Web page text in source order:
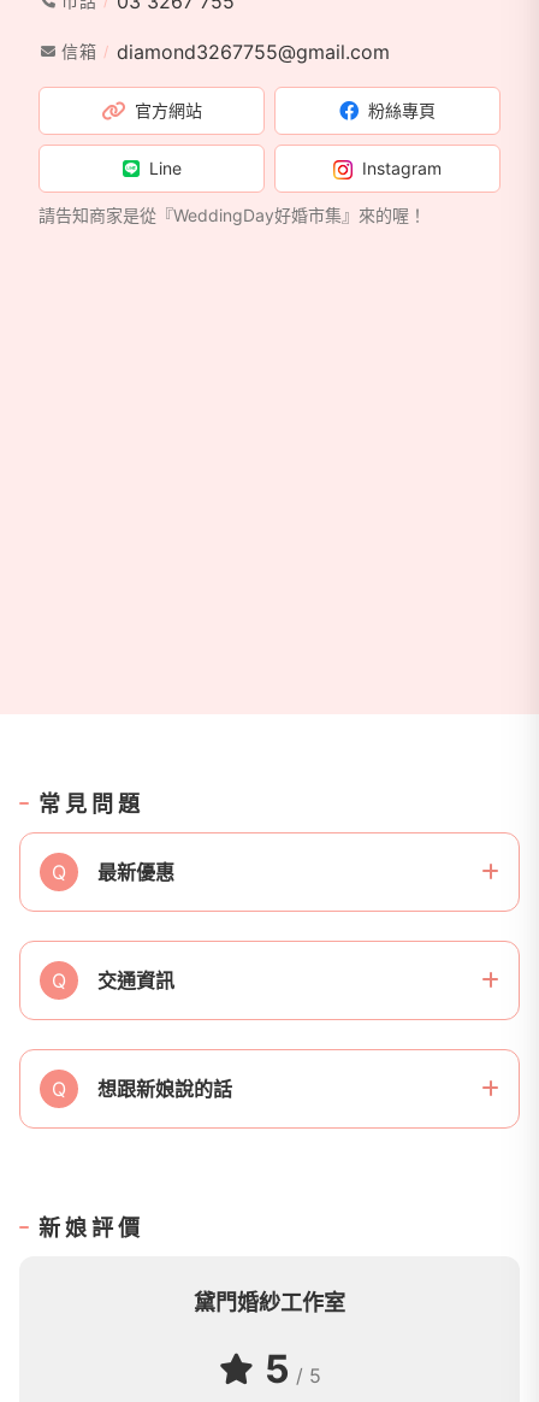
信箱 diamond3267755@gmail.com
官方網站 粉絲專頁
Line Instagram
請告知商家是從『WeddingDay好婚市集』來的喔！
常見問題
Q 最新優惠
Q 交通資訊
Q 想跟新娘說的話
新娘評價
黛門婚紗工作室
5 / 5